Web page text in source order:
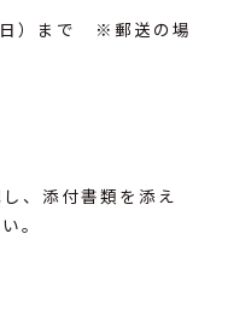
）まで ※郵送の場
、添付書類を添え
。